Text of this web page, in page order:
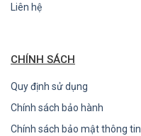
Liên hệ
CHÍNH SÁCH
Quy định sử dụng
Chính sách bảo hành
Chính sách bảo mật thông tin